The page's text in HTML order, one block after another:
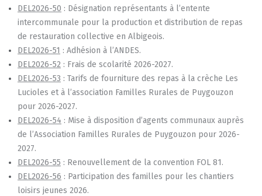
DEL2026-50 : Désignation représentants à l’entente
intercommunale pour la production et distribution de repas
de restauration collective en Albigeois.
DEL2026-51 : Adhésion à l’ANDES.
DEL2026-52 : Frais de scolarité 2026-2027.
DEL2026-53 : Tarifs de fourniture des repas à la crèche Les
Lucioles et à l’association Familles Rurales de Puygouzon
pour 2026-2027.
DEL2026-54 : Mise à disposition d’agents communaux auprès
de l’Association Familles Rurales de Puygouzon pour 2026-
2027.
DEL2026-55 : Renouvellement de la convention FOL 81.
DEL2026-56 : Participation des familles pour les chantiers
loisirs jeunes 2026.